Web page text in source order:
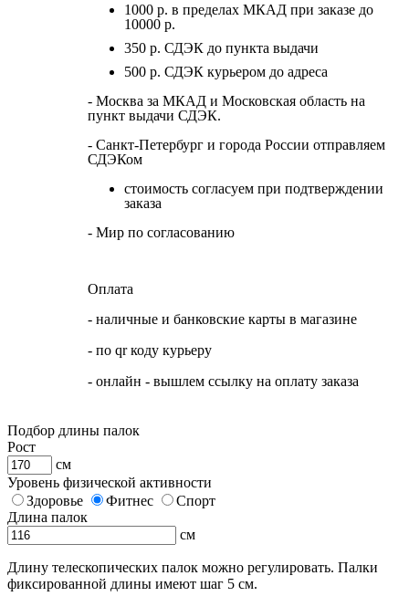
1000 р. в пределах МКАД при заказе до
10000 р.
350 р. СДЭК до пункта выдачи
500 р. СДЭК курьером до адреса
- Москва за МКАД и Московская область на
пункт выдачи СДЭК.
- Санкт-Петербург и города России отправляем
СДЭКом
стоимость согласуем при подтверждении
заказа
- Мир по согласованию
Оплата
- наличные и банковские карты в магазине
- по qr коду курьеру
- онлайн - вышлем ссылку на оплату заказа
Подбор длины палок
Рост
см
Уровень физической активности
Здоровье
Фитнес
Спорт
Длина палок
см
Длину телескопических палок можно регулировать. Палки
фиксированной длины имеют шаг 5 см.